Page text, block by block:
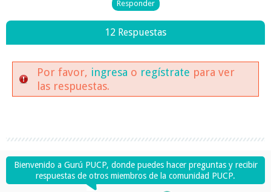
12 Respuestas
Por favor, ingresa o regístrate para ver
las respuestas.
Bienvenido a Gurú PUCP, donde puedes hacer preguntas y recibir
respuestas de otros miembros de la comunidad PUCP.